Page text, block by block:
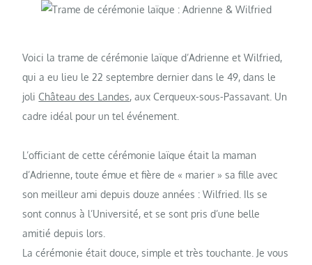
Voici la trame de cérémonie laïque d’Adrienne et Wilfried,
qui a eu lieu le 22 septembre dernier dans le 49, dans le
joliChâteau des Landes, aux Cerqueux-sous-Passavant. Un
cadre idéal pour un tel événement.
L’officiant de cette cérémonie laïque était la maman
d’Adrienne, toute émue et fière de « marier » sa fille avec
son meilleur ami depuis douze années : Wilfried. Ils se
sont connus à l’Université, et se sont pris d’une belle
amitié depuis lors.
La cérémonie était douce, simple et très touchante. Je vous